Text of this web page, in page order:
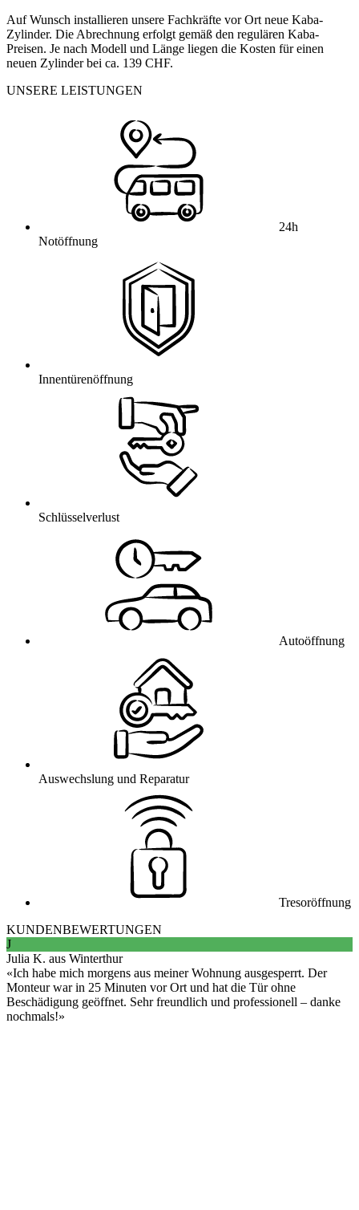
Auf Wunsch installieren unsere Fachkräfte vor Ort neue Kaba-
Zylinder. Die Abrechnung erfolgt gemäß den regulären Kaba-
Preisen. Je nach Modell und Länge liegen die Kosten für einen
neuen Zylinder bei ca. 139 CHF.
UNSERE LEISTUNGEN
24h
Notöffnung
Innentürenöffnung
Schlüsselverlust
Autoöffnung
Auswechslung und Reparatur
Tresoröffnung
KUNDENBEWERTUNGEN
J
Julia K. aus Winterthur
Ich habe mich morgens aus meiner Wohnung ausgesperrt. Der
Monteur war in 25 Minuten vor Ort und hat die Tür ohne
Beschädigung geöffnet. Sehr freundlich und professionell – danke
nochmals!